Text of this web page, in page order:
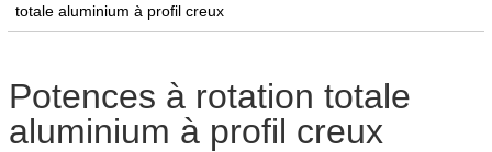
totale aluminium à profil creux
Potences à rotation totale
aluminium à profil creux